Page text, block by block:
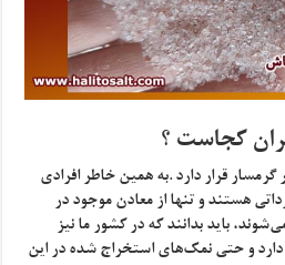
کجاست ؟
قرار دارد .به همین خاطر افرادی
هستند و تنها از معادن موجود در
باید بدانند که در کشور ما نیز
و حتی نمک‌های استخراج شده در این